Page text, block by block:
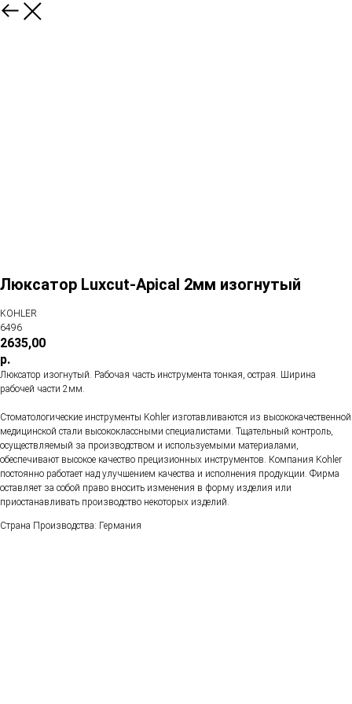
Люксатор Luxcut-Apical 2мм изогнутый
KOHLER
6496
2635,00
р.
Люксатор изогнутый. Рабочая часть инструмента тонкая, острая. Ширина
рабочей части 2мм.
Стоматологические инструменты Kohler изготавливаются из высококачественной
медицинской стали высококлассными специалистами. Тщательный контроль,
осуществляемый за производством и используемыми материалами,
обеспечивают высокое качество прецизионных инструментов. Компания Kohler
постоянно работает над улучшением качества и исполнения продукции. Фирма
оставляет за собой право вносить изменения в форму изделия или
приостанавливать производство некоторых изделий.
Страна Производства: Германия